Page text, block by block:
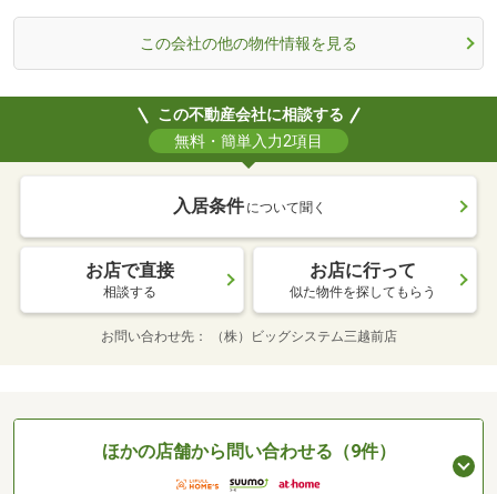
この会社の他の物件情報を見る
この不動産会社に相談する
無料・簡単入力2項目
入居条件 について聞く
お店で直接
相談する
お店に行って
似た物件を探してもらう
お問い合わせ先 （株）ビッグシステム三越前店
ほかの店舗から問い合わせる（9件）